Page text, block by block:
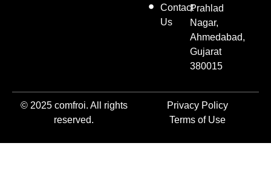
Contact
Us
Prahlad
Nagar,
Ahmedabad,
Gujarat
380015
© 2025 comfroi. All rights
reserved.
Privacy Policy
Terms of Use